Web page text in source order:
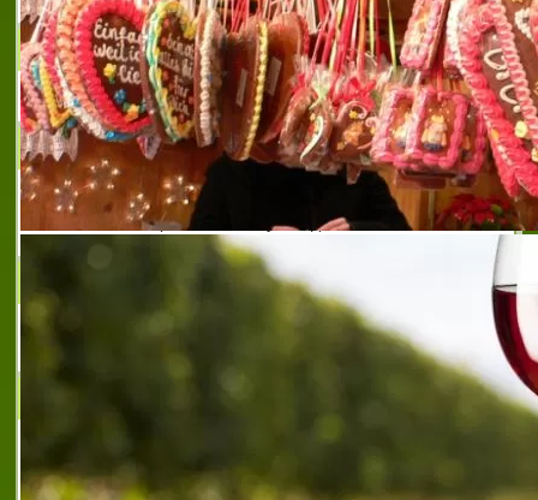
Велпа ЕООД
ПРИКЛЮЧЕНСКИ УИКЕНД
Планиране и организация на
приключенски уикенд
Производител на алуминиеви радиатори
младежко облекло